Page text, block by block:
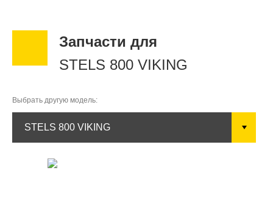
Запчасти для
STELS 800 VIKING
Выбрать другую модель:
STELS 800 VIKING